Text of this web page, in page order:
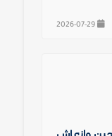
2026-07-29